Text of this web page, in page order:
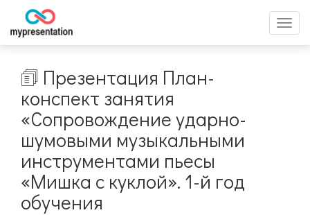
меню
🗊 Презентация План-
конспект занятия
«Сопровождение ударно-
шумовыми музыкальными
инструментами пьесы
«Мишка с куклой». 1-й год
обучения